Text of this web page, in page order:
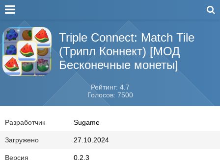
Triple Connect: Match Tile
(Трипл Коннект) [МОД
Бесконечные монеты]
Рейтинг: 4.7
Голосов: 7500
Разработчик Sugame
Загружено 27.10.2024
Версия 0.2.3